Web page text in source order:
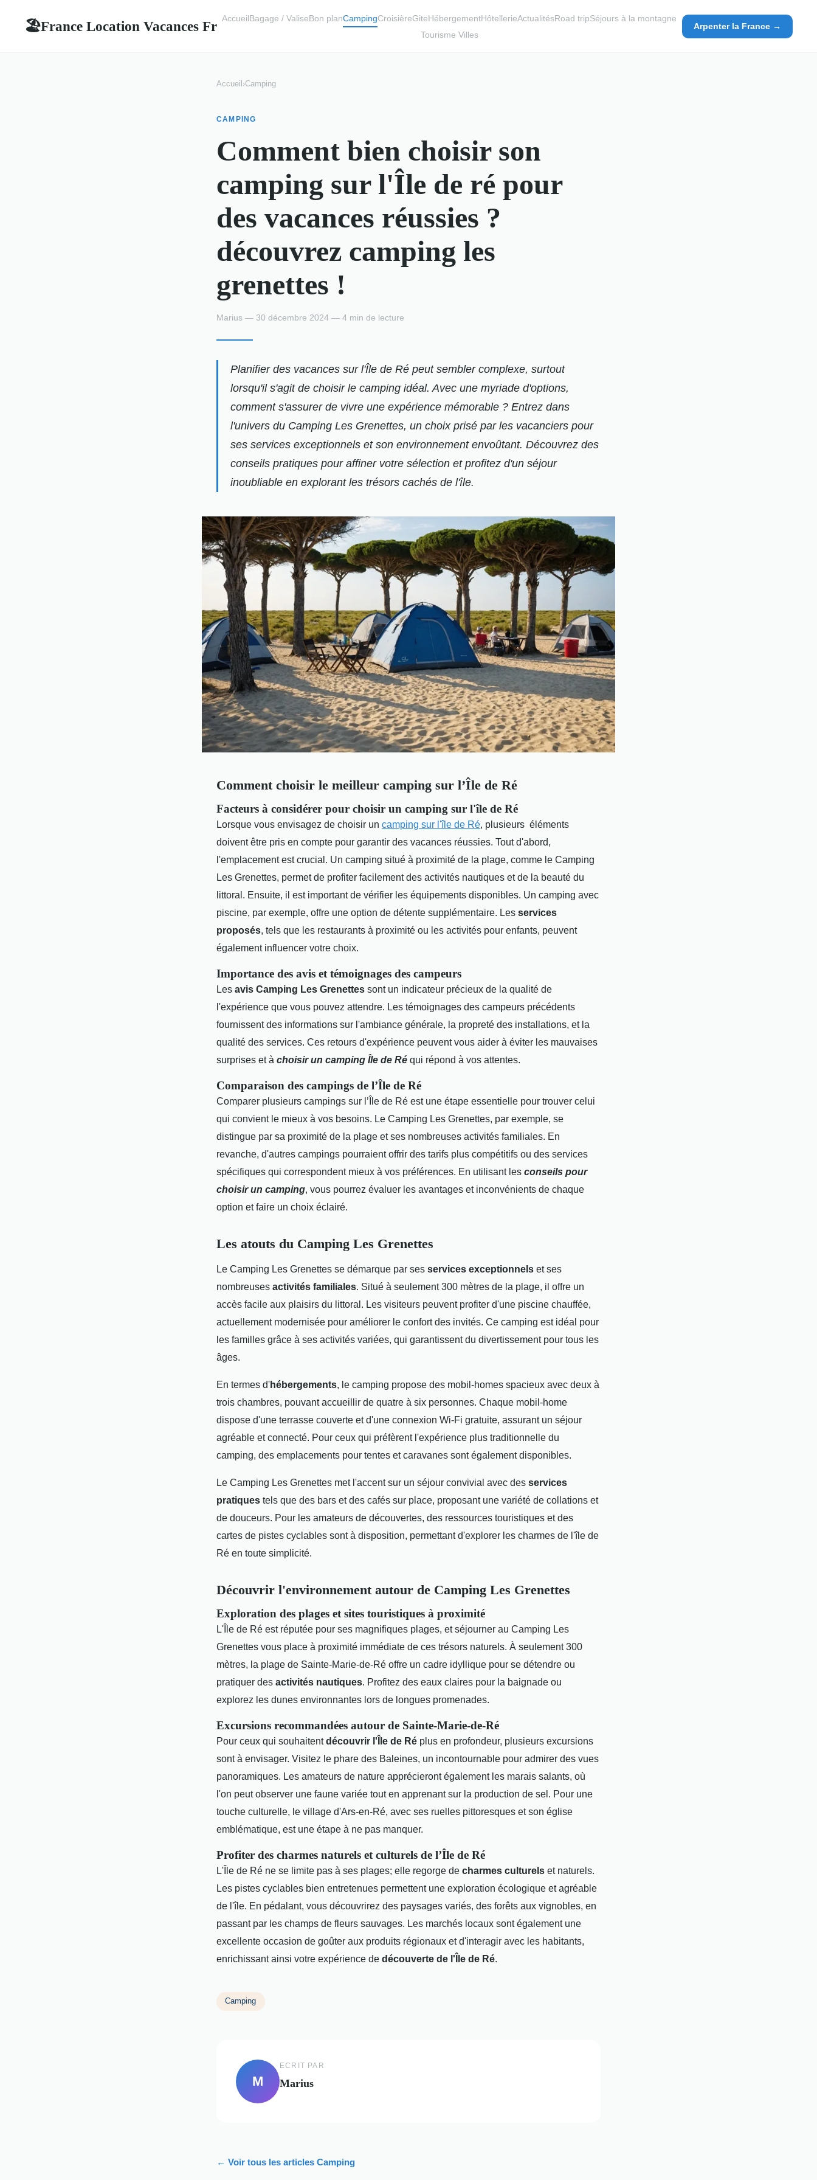
🏖France Location Vacances Fr AccueilBagage / ValiseBon planCampingCroisièreGiteHébergementHôtellerieActualitésRoad tripSéjours à la montagne
Tourisme Villes
Arpenter la France →
Accueil ›Camping
CAMPING
Comment bien choisir son
camping sur l'Île de ré pour
des vacances réussies ?
découvrez camping les
grenettes !
Marius — 30 décembre 2024 — 4 min de lecture
Planifier des vacances sur l'Île de Ré peut sembler complexe, surtout
lorsqu'il s'agit de choisir le camping idéal. Avec une myriade d'options,
comment s'assurer de vivre une expérience mémorable ? Entrez dans
l'univers du Camping Les Grenettes, un choix prisé par les vacanciers pour
ses services exceptionnels et son environnement envoûtant. Découvrez des
conseils pratiques pour affiner votre sélection et profitez d'un séjour
inoubliable en explorant les trésors cachés de l'île.
Comment choisir le meilleur camping sur l’Île de Ré
Facteurs à considérer pour choisir un camping sur l'île de Ré
Lorsque vous envisagez de choisir un camping sur l'île de Ré, plusieurs éléments
doivent être pris en compte pour garantir des vacances réussies. Tout d'abord,
l'emplacement est crucial. Un camping situé à proximité de la plage, comme le Camping
Les Grenettes, permet de profiter facilement des activités nautiques et de la beauté du
littoral. Ensuite, il est important de vérifier les équipements disponibles. Un camping avec
piscine, par exemple, offre une option de détente supplémentaire. Les services
proposés, tels que les restaurants à proximité ou les activités pour enfants, peuvent
également influencer votre choix.
Importance des avis et témoignages des campeurs
Les avis Camping Les Grenettes sont un indicateur précieux de la qualité de
l'expérience que vous pouvez attendre. Les témoignages des campeurs précédents
fournissent des informations sur l'ambiance générale, la propreté des installations, et la
qualité des services. Ces retours d'expérience peuvent vous aider à éviter les mauvaises
surprises et à choisir un camping Île de Ré qui répond à vos attentes.
Comparaison des campings de l’Île de Ré
Comparer plusieurs campings sur l’Île de Ré est une étape essentielle pour trouver celui
qui convient le mieux à vos besoins. Le Camping Les Grenettes, par exemple, se
distingue par sa proximité de la plage et ses nombreuses activités familiales. En
revanche, d'autres campings pourraient offrir des tarifs plus compétitifs ou des services
spécifiques qui correspondent mieux à vos préférences. En utilisant les conseils pour
choisir un camping, vous pourrez évaluer les avantages et inconvénients de chaque
option et faire un choix éclairé.
Les atouts du Camping Les Grenettes
Le Camping Les Grenettes se démarque par ses services exceptionnels et ses
nombreuses activités familiales. Situé à seulement 300 mètres de la plage, il offre un
accès facile aux plaisirs du littoral. Les visiteurs peuvent profiter d'une piscine chauffée,
actuellement modernisée pour améliorer le confort des invités. Ce camping est idéal pour
les familles grâce à ses activités variées, qui garantissent du divertissement pour tous les
âges.
En termes d'hébergements, le camping propose des mobil-homes spacieux avec deux à
trois chambres, pouvant accueillir de quatre à six personnes. Chaque mobil-home
dispose d'une terrasse couverte et d'une connexion Wi-Fi gratuite, assurant un séjour
agréable et connecté. Pour ceux qui préfèrent l'expérience plus traditionnelle du
camping, des emplacements pour tentes et caravanes sont également disponibles.
Le Camping Les Grenettes met l'accent sur un séjour convivial avec des services
pratiques tels que des bars et des cafés sur place, proposant une variété de collations et
de douceurs. Pour les amateurs de découvertes, des ressources touristiques et des
cartes de pistes cyclables sont à disposition, permettant d'explorer les charmes de l'île de
Ré en toute simplicité.
Découvrir l'environnement autour de Camping Les Grenettes
Exploration des plages et sites touristiques à proximité
L'Île de Ré est réputée pour ses magnifiques plages, et séjourner au Camping Les
Grenettes vous place à proximité immédiate de ces trésors naturels. À seulement 300
mètres, la plage de Sainte-Marie-de-Ré offre un cadre idyllique pour se détendre ou
pratiquer des activités nautiques . Profitez des eaux claires pour la baignade ou
explorez les dunes environnantes lors de longues promenades.
Excursions recommandées autour de Sainte-Marie-de-Ré
Pour ceux qui souhaitentdécouvrir l'Île de Ré plus en profondeur, plusieurs excursions
sont à envisager. Visitez le phare des Baleines, un incontournable pour admirer des vues
panoramiques. Les amateurs de nature apprécieront également les marais salants, où
l'on peut observer une faune variée tout en apprenant sur la production de sel. Pour une
touche culturelle, le village d'Ars-en-Ré, avec ses ruelles pittoresques et son église
emblématique, est une étape à ne pas manquer.
Profiter des charmes naturels et culturels de l’Île de Ré
L'Île de Ré ne se limite pas à ses plages; elle regorge de charmes culturels et naturels.
Les pistes cyclables bien entretenues permettent une exploration écologique et agréable
de l'île. En pédalant, vous découvrirez des paysages variés, des forêts aux vignobles, en
passant par les champs de fleurs sauvages. Les marchés locaux sont également une
excellente occasion de goûter aux produits régionaux et d'interagir avec les habitants,
enrichissant ainsi votre expérience de découverte de l'Île de Ré
Camping
M
ECRIT PAR
Marius
← Voir tous les articles Camping